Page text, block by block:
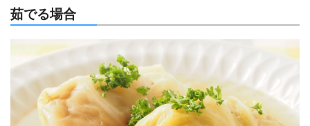
茹でる場合